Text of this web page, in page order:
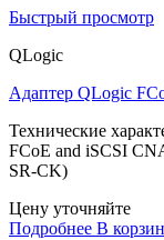
Быстрый просмотр
QLogic
Адаптер QLogic
Технические
FCoE and iSCSI
SR-CK)
Цену уточняйте
Подробнее В